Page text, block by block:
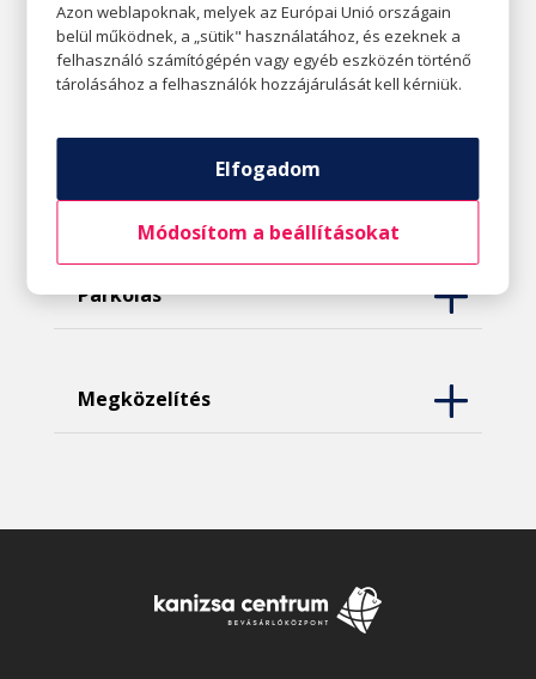
Kapcsolat
Parkolás
Megközelítés
Azon weblapoknak, melyek az Európai Unió országain
belül működnek, a „sütik" használatához, és ezeknek a
felhasználó számítógépén vagy egyéb eszközén történő
tárolásához a felhasználók hozzájárulását kell kérniük.
Elfogadom
Módosítom a beállításokat